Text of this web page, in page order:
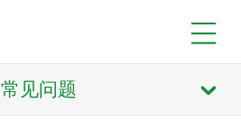
常见问题